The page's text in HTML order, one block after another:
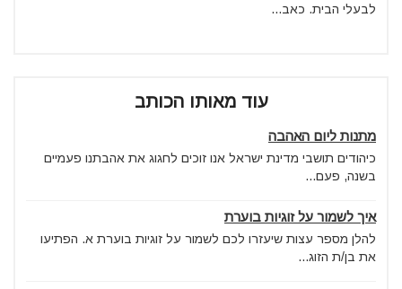
לבעלי הבית. כאב...
עוד מאותו הכותב
מתנות ליום האהבה
כיהודים תושבי מדינת ישראל אנו זוכים לחגוג את אהבתנו פעמיים
בשנה, פעם...
איך לשמור על זוגיות בוערת
להלן מספר עצות שיעזרו לכם לשמור על זוגיות בוערת א. הפתיעו
את בן/ת הזוג...